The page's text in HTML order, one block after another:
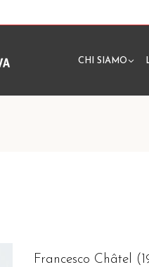
CHI SIAMO
Francesco Châtel